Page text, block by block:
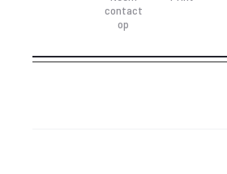
contact
op